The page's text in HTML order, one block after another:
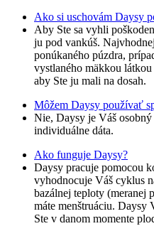
Ako si uschovám Daysy
Aby Ste sa vyhli
ju pod vankúš.
ponúkaného púzdra,
vystlaného mäkkou
aby Ste ju mali na dosah.
Môžem Daysy používať
Nie, Daysy je Váš
individuálne dáta.
Ako funguje Daysy?
Daysy pracuje pomocou
vyhodnocuje Váš cyklus
bazálnej teploty (meranej
máte menštruáciu. Daysy
Ste v danom momente